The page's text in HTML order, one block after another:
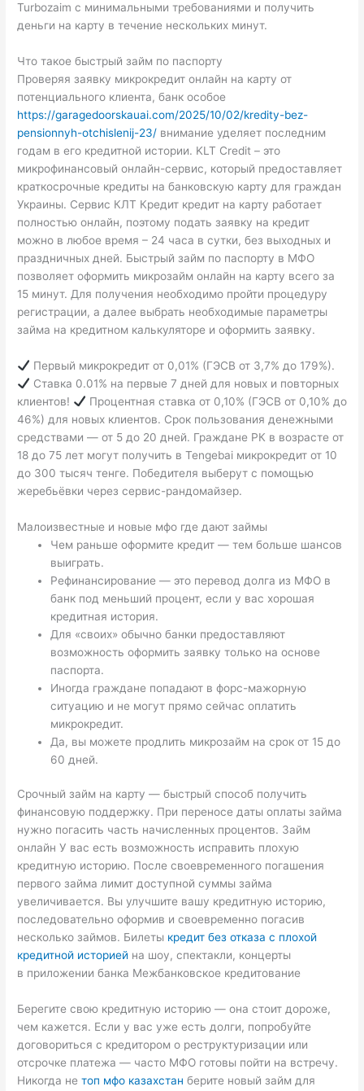
Turbozaim с минимальными требованиями и получить
деньги на карту в течение нескольких минут.
Что такое быстрый займ по паспорту
Проверяя заявку микрокредит онлайн на карту от
потенциального клиента, банк особое
https://garagedoorskauai.com/2025/10/02/kredity-bez-
pensionnyh-otchislenij-23/ внимание уделяет последним
годам в его кредитной истории. KLT Credit – это
микрофинансовый онлайн-сервис, который предоставляет
краткосрочные кредиты на банковскую карту для граждан
Украины. Сервис КЛТ Кредит кредит на карту работает
полностью онлайн, поэтому подать заявку на кредит
можно в любое время – 24 часа в сутки, без выходных и
праздничных дней. Быстрый займ по паспорту в МФО
позволяет оформить микрозайм онлайн на карту всего за
15 минут. Для получения необходимо пройти процедуру
регистрации, а далее выбрать необходимые параметры
займа на кредитном калькуляторе и оформить заявку.
Первый микрокредит от 0,01% (ГЭСВ от 3,7% до 179%).
Ставка 0.01% на первые 7 дней для новых и повторных
клиентов!
Процентная ставка от 0,10% (ГЭСВ от 0,10% до
46%) для новых клиентов. Срок пользования денежными
средствами — от 5 до 20 дней. Граждане РК в возрасте от
18 до 75 лет могут получить в Tengebai микрокредит от 10
до 300 тысяч тенге. Победителя выберут с помощью
жеребьёвки через сервис-рандомайзер.
Малоизвестные и новые мфо где дают займы
Чем раньше оформите кредит — тем больше шансов
выиграть.
Рефинансирование — это перевод долга из МФО в
банк под меньший процент, если у вас хорошая
кредитная история.
Для «своих» обычно банки предоставляют
возможность оформить заявку только на основе
паспорта.
Иногда граждане попадают в форс-мажорную
ситуацию и не могут прямо сейчас оплатить
микрокредит.
Да, вы можете продлить микрозайм на срок от 15 до
60 дней.
Срочный займ на карту — быстрый способ получить
финансовую поддержку. При переносе даты оплаты займа
нужно погасить часть начисленных процентов. Займ
онлайн У вас есть возможность исправить плохую
кредитную историю. После своевременного погашения
первого займа лимит доступной суммы займа
увеличивается. Вы улучшите вашу кредитную историю,
последовательно оформив и своевременно погасив
несколько займов. Билеты кредит без отказа с плохой
кредитной историей на шоу, спектакли, концерты
в приложении банка Межбанковское кредитование
Берегите свою кредитную историю — она стоит дороже,
чем кажется. Если у вас уже есть долги, попробуйте
договориться с кредитором о реструктуризации или
отсрочке платежа — часто МФО готовы пойти на встречу.
Никогда нетоп мфо казахстан берите новый займ для